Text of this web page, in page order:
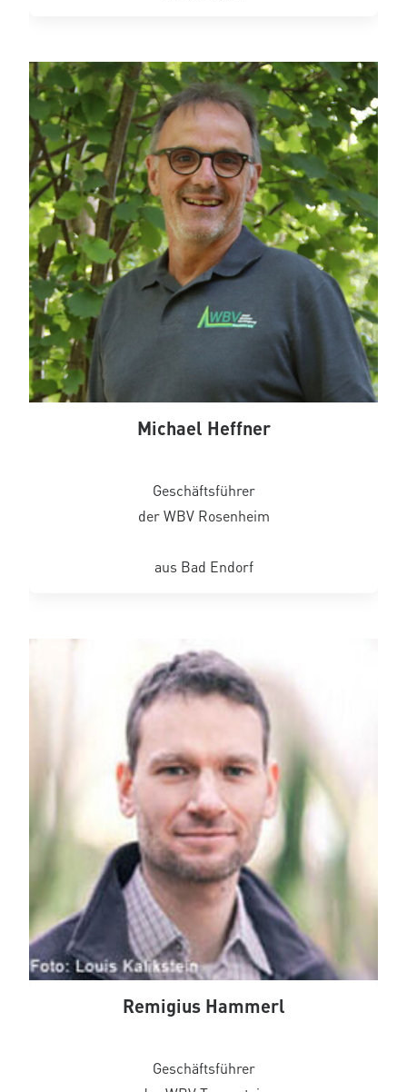
Michael Heffner
Geschäftsführer
der WBV Rosenheim
aus Bad Endorf
Remigius Hammerl
Geschäftsführer